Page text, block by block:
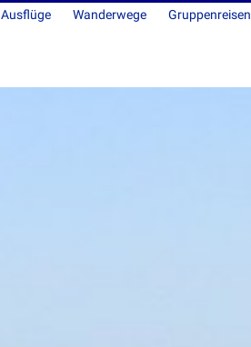
Ausflüge Wanderwege Gruppenreisen